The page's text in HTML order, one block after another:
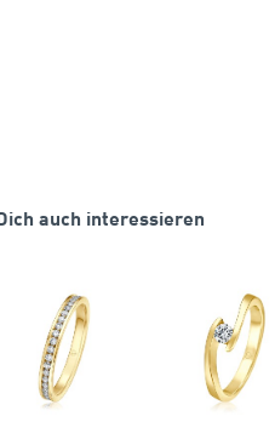
auch interessieren